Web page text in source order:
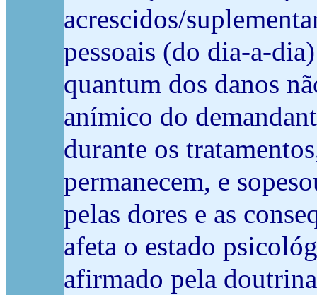
acrescidos/
pessoais (do dia-a-
quantum dos danos
anímico do
durante os
permanecem, e
pelas dores e as
afeta o estado
afirmado pela